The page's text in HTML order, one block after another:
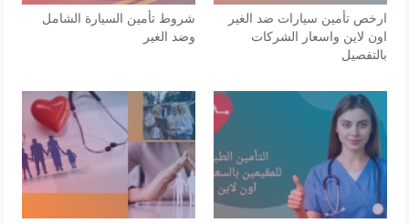
ارخص تأمين سيارات ضد الغير
اون لاين واسعار الشركات
بالتفصيل
شروط تأمين السيارة الشامل
وضد الغير